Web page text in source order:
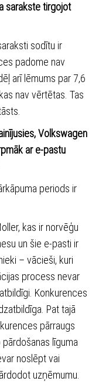
sarakste tirgojot
sodītu ir
padome nav
arī lēmums par 7,6
nav vērtētas. Tas
Volkswagen
ar e-pastu
periods ir
kas ir norvēģu
un šie e-pasti ir
– vācieši, kuri
process nevar
Konkurences
Pat tajā
pārraugs
līguma
noslēpt vai
uzņēmumu.